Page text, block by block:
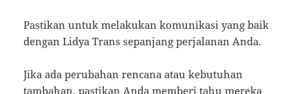
Pastikan untuk melakukan komunikasi yang baik
dengan Lidya Trans sepanjang perjalanan Anda.
Jika ada perubahan rencana atau kebutuhan
tambahan, pastikan Anda memberi tahu mereka